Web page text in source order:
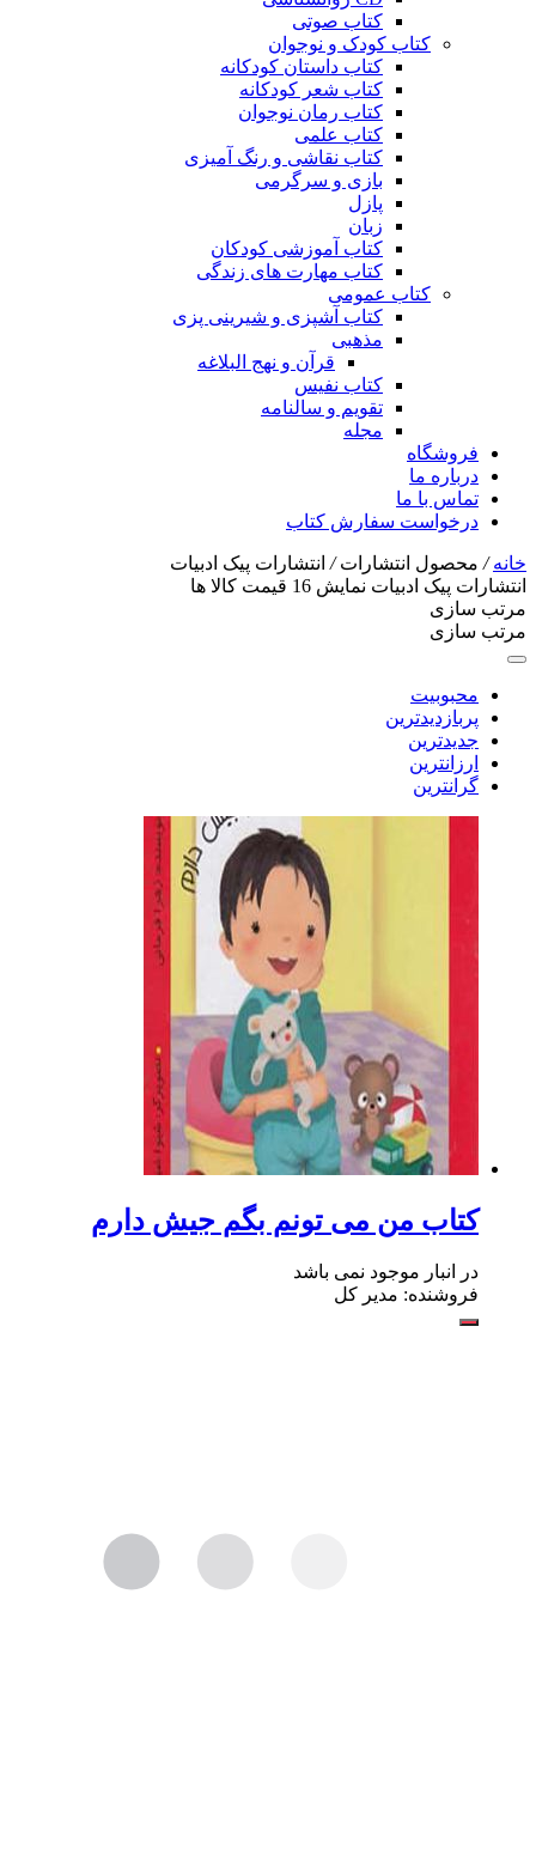
کتاب صوتی
کتاب کودک و نوجوان
کتاب داستان کودکانه
کتاب شعر کودکانه
کتاب رمان نوجوان
کتاب علمی
کتاب نقاشی و رنگ آمیزی
بازی و سرگرمی
پازل
زبان
کتاب آموزشی کودکان
کتاب مهارت های زندگی
کتاب عمومی
کتاب آشپزی و شیرینی پزی
مذهبی
قرآن و نهج البلاغه
کتاب نفیس
تقویم و سالنامه
مجله
فروشگاه
درباره ما
تماس با ما
درخواست سفارش کتاب
خانه/ محصول انتشارات/ انتشارات پیک ادبیات
انتشارات پیک ادبیات نمایش 16 قیمت کالا ها
مرتب سازی
مرتب سازی
محبوبیت
پربازدیدترین
جدیدترین
ارزانترین
گرانترین
کتاب من می تونم بگم جیش دارم
در انبار موجود نمی باشد
فروشنده: مدیر کل